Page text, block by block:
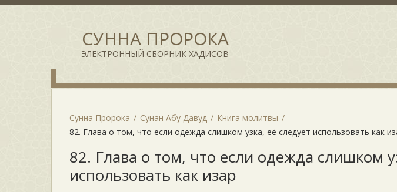
СУННА ПРОРОКА
ЭЛЕКТРОННЫЙ СБОРНИК ХАДИСОВ
Сунна Пророка Сунан Абу Давуд
Книга молитвы
82. Глава о том, что если одежда слишком узка, её следует использовать как
82. Глава о том, что если одежда слишком
использовать как изар